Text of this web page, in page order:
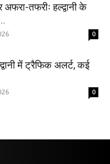
तफरीः हल्द्वानी के
0
में ट्रैफिक अलर्ट, कई
0